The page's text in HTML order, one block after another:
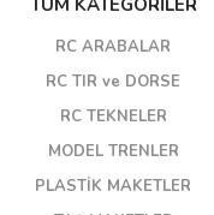
RC ARABALAR
RC TIR ve DORSE
RC TEKNELER
MODEL TRENLER
PLASTİK MAKETLER